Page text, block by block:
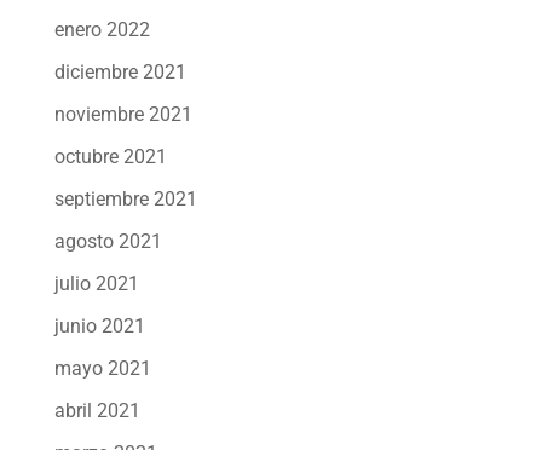
enero 2022
diciembre 2021
noviembre 2021
octubre 2021
septiembre 2021
agosto 2021
julio 2021
junio 2021
mayo 2021
abril 2021